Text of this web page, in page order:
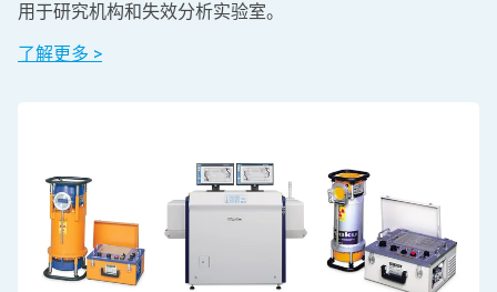
用于研究机构和失效分析实验室。
了解更多 >